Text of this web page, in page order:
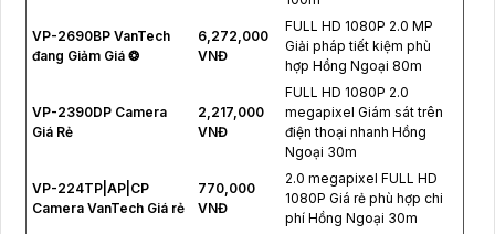
VP-2690BP VanTech
đang Giảm Giá ❂
6,272,000
VNĐ
FULL HD 1080P 2.0 MP
Giải pháp tiết kiệm phù
hợp Hồng Ngoại 80m
VP-2390DP Camera
Giá Rẻ
2,217,000
VNĐ
FULL HD 1080P 2.0
megapixel Giám sát trên
điện thoại nhanh Hồng
Ngoại 30m
VP-224TP|AP|CP
Camera VanTech Giá rẻ
770,000
VNĐ
2.0 megapixel FULL HD
1080P Giá rẻ phù hợp chi
phí Hồng Ngoại 30m